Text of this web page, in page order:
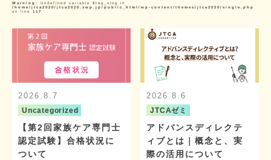
Warning : Undefined variable $tag_slug in
/home/jtca2020/jtca2020.xwp.jp/public_html/wp-content/themes/jtca2020/single.php
on line 117
2026.8.7
Uncategorized
【第2回家族ケア専門士
認定試験】合格状況に
ついて
2026.8.6
JTCAゼミ
アドバンスディレクテ
ィブとは｜概念と、実
際の活用について